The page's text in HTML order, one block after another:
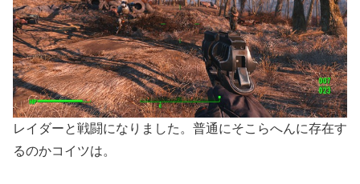
レイダーと戦闘になりました。普通にそこらへんに存在す
るのかコイツは。